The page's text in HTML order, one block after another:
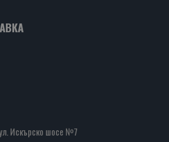
Искърско шосе №7